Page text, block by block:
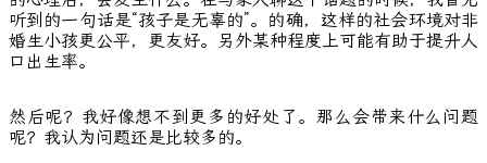
听到的一句话是“孩子是无辜的”。的确，这样的社会环境对非
婚生小孩更公平，更友好。另外某种程度上可能有助于提升人
口出生率。
然后呢？我好像想不到更多的好处了。那么会带来什么问题
呢？我认为问题还是比较多的。